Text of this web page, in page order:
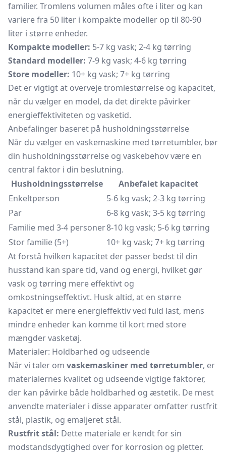
familier. Tromlens volumen måles ofte i liter og kan
variere fra 50 liter i kompakte modeller op til 80-90
liter i større enheder.
Kompakte modeller: 5-7 kg vask; 2-4 kg tørring
Standard modeller: 7-9 kg vask; 4-6 kg tørring
Store modeller: 10+ kg vask; 7+ kg tørring
Det er vigtigt at overveje tromlestørrelse og kapacitet,
når du vælger en model, da det direkte påvirker
energieffektiviteten og vasketid.
Anbefalinger baseret på husholdningsstørrelse
Når du vælger en vaskemaskine med tørretumbler, bør
din husholdningsstørrelse og vaskebehov være en
central faktor i din beslutning.
Husholdningsstørrelse
Anbefalet kapacitet
Enkeltperson
5-6 kg vask; 2-3 kg tørring
Par
6-8 kg vask; 3-5 kg tørring
Familie med 3-4 personer8-10 kg vask; 5-6 kg tørring
Stor familie (5+)
10+ kg vask; 7+ kg tørring
At forstå hvilken kapacitet der passer bedst til din
husstand kan spare tid, vand og energi, hvilket gør
vask og tørring mere effektivt og
omkostningseffektivt. Husk altid, at en større
kapacitet er mere energieffektiv ved fuld last, mens
mindre enheder kan komme til kort med store
mængder vasketøj.
Materialer: Holdbarhed og udseende
Når vi taler om vaskemaskiner med tørretumbler, er
materialernes kvalitet og udseende vigtige faktorer,
der kan påvirke både holdbarhed og æstetik. De mest
anvendte materialer i disse apparater omfatter rustfrit
stål, plastik, og emaljeret stål.
Rustfrit stål: Dette materiale er kendt for sin
modstandsdygtighed over for korrosion og pletter.